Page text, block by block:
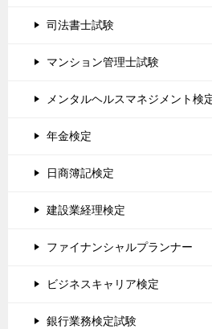
司法書士試験
マンション管理士試験
メンタルヘルスマネジメント検
年金検定
日商簿記検定
建設業経理検定
ファイナンシャルプランナー
ビジネスキャリア検定
銀行業務検定試験